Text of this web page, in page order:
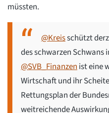
müssten.
@Kreisschützt
des schwarzen Schwans
@SVB_Finanzenist eine
Wirtschaft und ihr
Rettungsplan der
weitreichende